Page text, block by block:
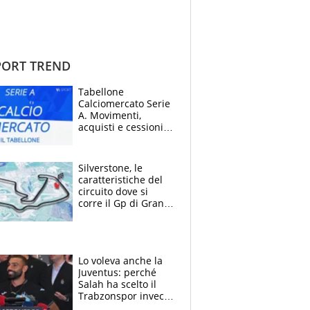
TREND
Tabellone
Calciomercato Serie
A. Movimenti,
acquisti e cessioni:
Silverstone, le
caratteristiche del
circuito dove si
corre il Gp di Gran
Lo voleva anche la
Juventus: perché
Salah ha scelto il
Trabzonspor invece